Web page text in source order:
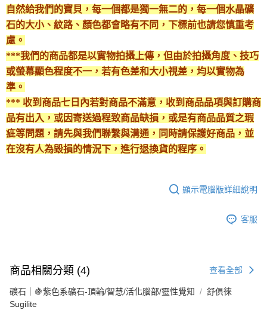
自然給我們的寶貝，每一個都是獨一無二的，每一個水晶礦
石的大小、紋路、顏色都會略有不同，下標前也請您慎重考
慮。
***我們的商品都是以實物拍攝上傳，但由於拍攝角度、技巧
或螢幕顯色程度不一，若有色差和大小視差，均以實物為
準。
*** 收到商品七日內若對商品不滿意，收到商品品項與訂購商
品有出入，或因寄送過程致商品缺損，或是有商品品質之瑕
疵等問題，請先與我們聯繫與溝通，同時請保護好商品，並
在沒有人為毀損的情況下，進行退換貨的程序。
顯示電腦版詳細說明
客服
商品相關分類 (4) 查看全部
礦石｜🍇紫色系礦石-頂輪/智慧/活化腦部/靈性覺知
舒俱徠
Sugilite